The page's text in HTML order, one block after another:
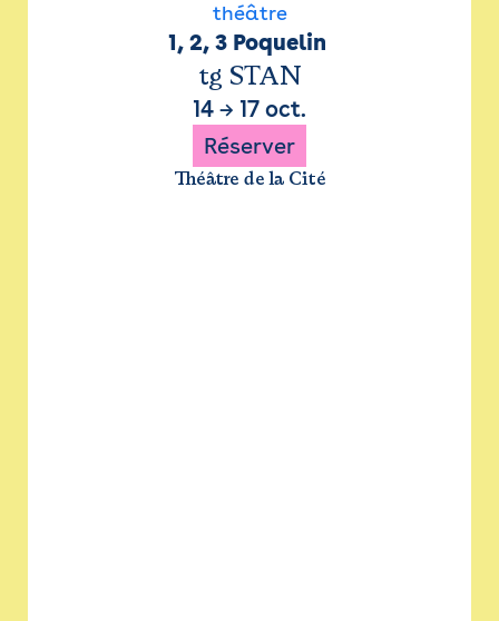
théâtre
1, 2, 3 Poquelin
tg STAN
14 → 17 oct.
Réserver
Théâtre de la Cité